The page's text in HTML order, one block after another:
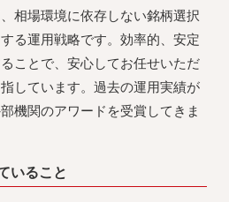
相場環境に依存しない銘柄選択
る運用戦略です。効率的、安定
ことで、安心してお任せいただ
しています。過去の運用実績が
機関のアワードを受賞してきま
いること